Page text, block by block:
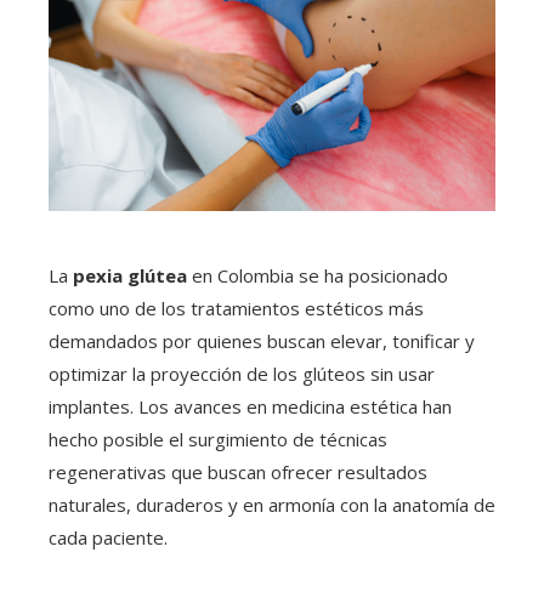
La pexia glútea en Colombia se ha posicionado
como uno de los tratamientos estéticos más
demandados por quienes buscan elevar, tonificar y
optimizar la proyección de los glúteos sin usar
implantes. Los avances en medicina estética han
hecho posible el surgimiento de técnicas
regenerativas que buscan ofrecer resultados
naturales, duraderos y en armonía con la anatomía de
cada paciente.